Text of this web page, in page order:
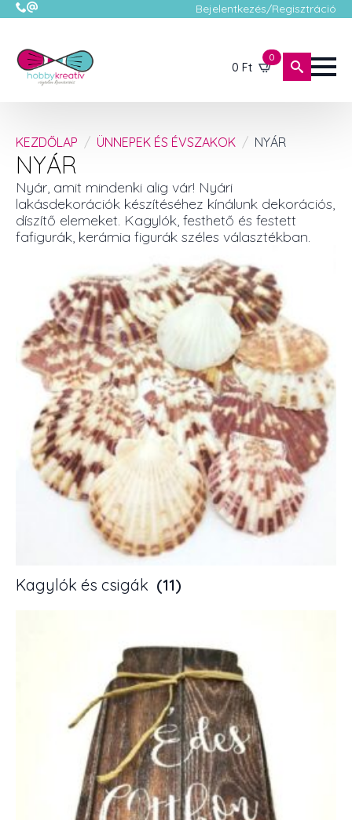
Bejelentkezés/Regisztráció
0 Ft
0
KEZDŐLAP ÜNNEPEK ÉS ÉVSZAKOK NYÁR
NYÁR
Nyár, amit mindenki alig vár! Nyári
lakásdekorációk készítéséhez kínálunk dekorációs,
díszítő elemeket. Kagylók, festhető és festett
fafigurák, kerámia figurák széles választékban.
Kagylók és csigák (11)